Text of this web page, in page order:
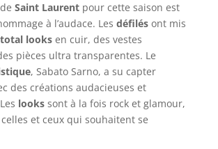
Saint Laurentpour cette saison est
à l’audace. Les défilésont mis
total looksen cuir, des vestes
pièces ultra transparentes. Le
, Sabato Sarno, a su capter
des créations audacieuses et
lookssont à la fois rock et glamour,
et ceux qui souhaitent se